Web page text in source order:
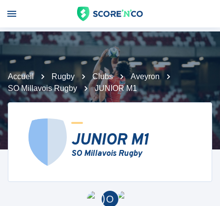
Accueil Rugby Clubs
Aveyron
SO Millavois Rugby
JUNIOR M1
JUNIOR M1
SO Millavois Rugby
O